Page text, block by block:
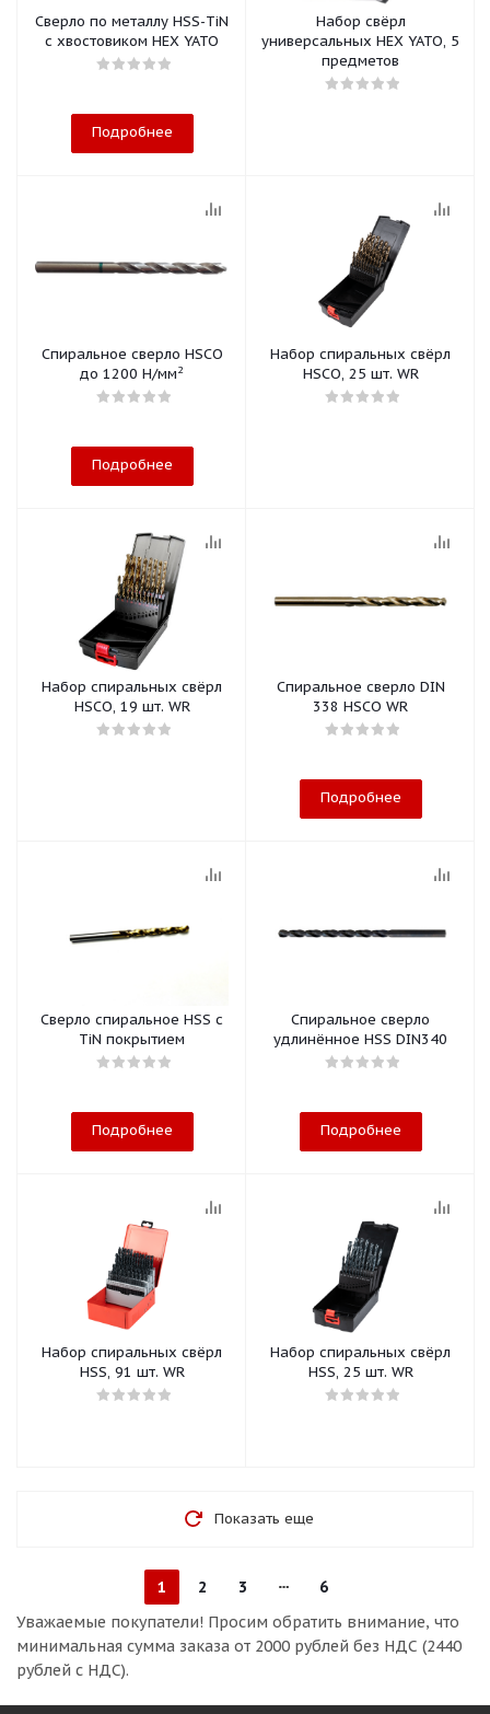
Сверло по металлу HSS-TiN
с хвостовиком HEX YATO
Подробнее
Набор свёрл
универсальных HEX YATO, 5
предметов
Спиральное сверло HSCO
до 1200 Н/мм2
Подробнее
Набор спиральных свёрл
HSCO, 25 шт. WR
Набор спиральных свёрл
HSCO, 19 шт. WR
Спиральное сверло DIN
338 HSCO WR
Подробнее
Сверло спиральное HSS с
TiN покрытием
Подробнее
Спиральное сверло
удлинённое HSS DIN340
Подробнее
Набор спиральных свёрл
HSS, 91 шт. WR
Набор спиральных свёрл
HSS, 25 шт. WR
Показать еще
1 2 3
6
Уважаемые покупатели! Просим обратить внимание, что
минимальная сумма заказа от 2000 рублей без НДС (2440
рублей с НДС).